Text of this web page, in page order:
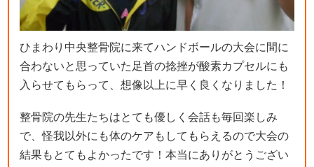
ひまわり中央整骨院に来てハンドボールの大会に間に
合わないと思っていた足首の捻挫が酸素カプセルにも
入らせてもらって、想像以上に早く良くなりました！
整骨院の先生たちはとても優しく会話も毎回楽しみ
で、怪我以外にも体のケアもしてもらえるので大会の
結果もとてもよかったです！本当にありがとうござい